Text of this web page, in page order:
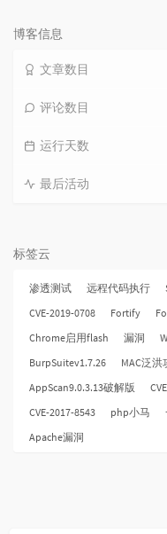
博客信息
文章数目
评论数目
运行天数
最后活动
标签云
渗透测试 远程代码执行
CVE-2019-0708
Fortify
Chrome启用flash
漏洞
BurpSuitev1.7.26
MAC泛洪
AppScan9.0.3.13破解版
CVE-2017-8543
php小马
Apache漏洞